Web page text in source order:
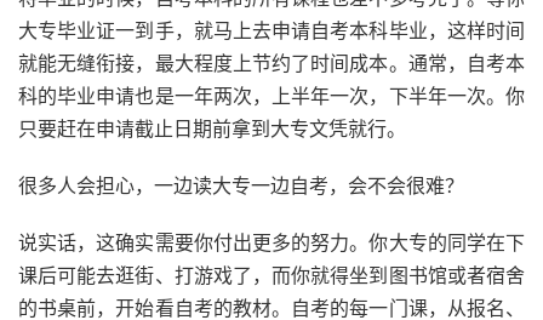
大专毕业证一到手，就马上去申请自考本科毕业，这样时间
就能无缝衔接，最大程度上节约了时间成本。通常，自考本
科的毕业申请也是一年两次，上半年一次，下半年一次。你
只要赶在申请截止日期前拿到大专文凭就行。
很多人会担心，一边读大专一边自考，会不会很难？
说实话，这确实需要你付出更多的努力。你大专的同学在下
课后可能去逛街、打游戏了，而你就得坐到图书馆或者宿舍
的书桌前，开始看自考的教材。自考的每一门课，从报名、